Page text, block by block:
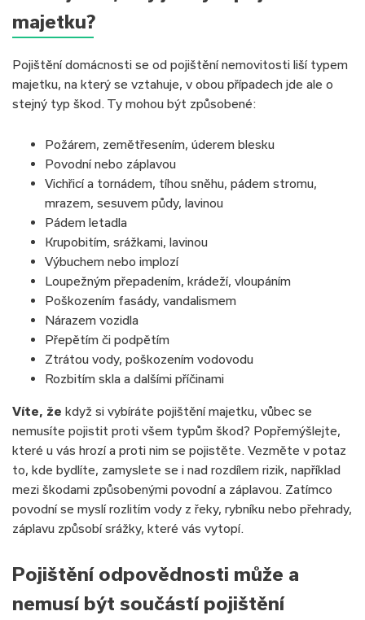
majetku?
Pojištění domácnosti se od pojištění nemovitosti liší typem
majetku, na který se vztahuje, v obou případech jde ale o
stejný typ škod. Ty mohou být způsobené:
Požárem, zemětřesením, úderem blesku
Povodní nebo záplavou
Vichřicí a tornádem, tíhou sněhu, pádem stromu,
mrazem, sesuvem půdy, lavinou
Pádem letadla
Krupobitím, srážkami, lavinou
Výbuchem nebo implozí
Loupežným přepadením, krádeží, vloupáním
Poškozením fasády, vandalismem
Nárazem vozidla
Přepětím či podpětím
Ztrátou vody, poškozením vodovodu
Rozbitím skla a dalšími příčinami
Víte, že když si vybíráte pojištění majetku, vůbec se
nemusíte pojistit proti všem typům škod? Popřemýšlejte,
které u vás hrozí a proti nim se pojistěte. Vezměte v potaz
to, kde bydlíte, zamyslete se i nad rozdílem rizik, například
mezi škodami způsobenými povodní a záplavou. Zatímco
povodní se myslí rozlitím vody z řeky, rybníku nebo přehrady,
záplavu způsobí srážky, které vás vytopí.
Pojištění odpovědnosti může a
nemusí být součástí pojištění